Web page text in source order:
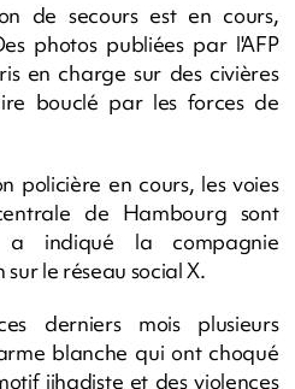
de secours est en cours,
photos publiées par l'AFP
en charge sur des civières
bouclé par les forces de
policière en cours, les voies
de Hambourg sont
a indiqué la compagnie
le réseau social X.
derniers mois plusieurs
blanche qui ont choqué
jihadiste et des violences